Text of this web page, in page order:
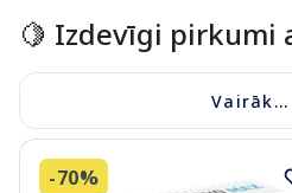
🍋 Izdevīgi pirkumi
Vairāk...
-70%